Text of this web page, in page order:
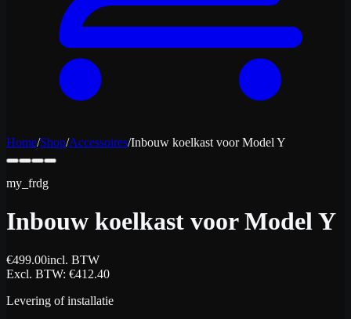
Home/Shop/Accessoires/Inbouw koelkast voor Model Y
my_frdg
Inbouw koelkast voor Model Y
€499.00incl. BTW
Excl. BTW: €412.40
Levering of installatie